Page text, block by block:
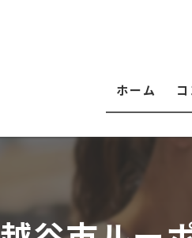
ホーム